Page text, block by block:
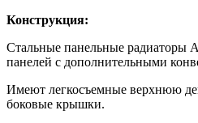
Конструкция:
Стальные панельные радиаторы
панелей с дополнительными
Имеют легкосъемные верхнюю
боковые крышки.